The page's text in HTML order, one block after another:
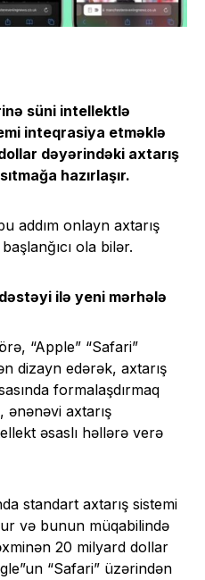
süni intellektlə
inteqrasiya etməklə
dəyərindəki axtarış
hazırlaşır.
addım onlayn axtarış
ola bilər.
ilə yeni mərhələ
“Apple” “Safari”
dizayn edərək, axtarış
formalaşdırmaq
ənənəvi axtarış
əsaslı həllərə verə
standart axtarış sistemi
və bunun müqabilində
20 milyard dollar
“Safari” üzərindən